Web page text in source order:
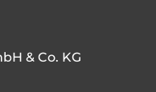
& Co. KG